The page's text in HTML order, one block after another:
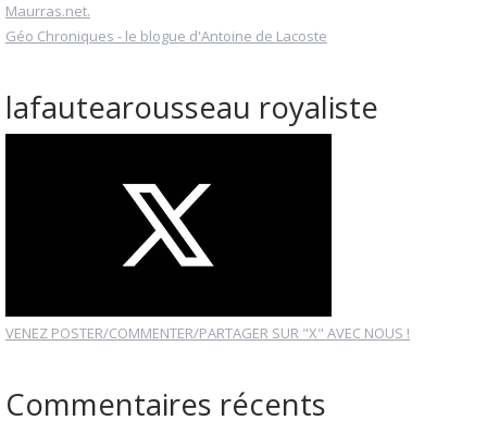
Maurras.net.
Géo Chroniques - le blogue d'Antoine de Lacoste
lafautearousseau royaliste
VENEZ POSTER/COMMENTER/PARTAGER SUR "X" AVEC NOUS !
Commentaires récents